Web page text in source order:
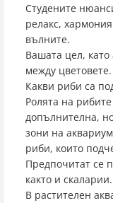
Студените
релакс,
вълните.
Вашата цел, като
между цветовете.
Какви риби са
Ролята на
допълнителна,
зони на
риби, които
Предпочитат се
както и скаларии.
В растителен